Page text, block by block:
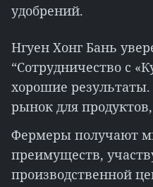
удобрений.
Нгуен Хонг Бань
“Сотрудничество с
хорошие
рынок для
Фермеры получают
преимуществ,
производственной